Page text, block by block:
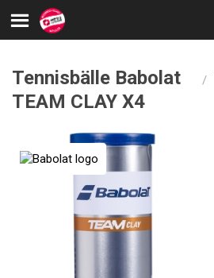
Tennisbälle Babolat
TEAM CLAY X4
/